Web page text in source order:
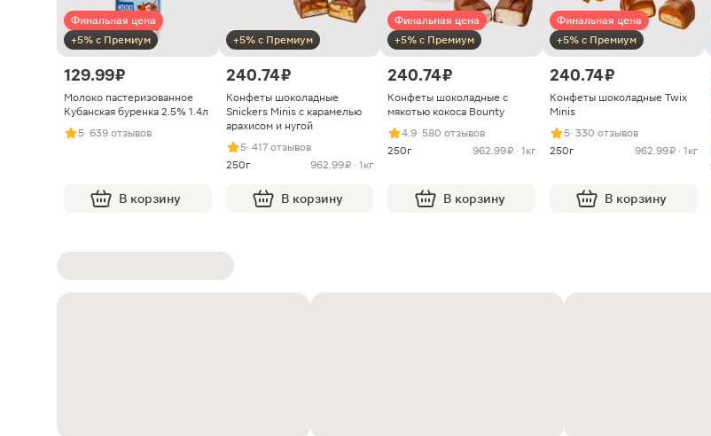
Финальная цена
+5% с Премиум
129.99 ₽
Молоко пастеризованное
Кубанская буренка 2.5% 1.4л
5· 639 отзывов
В корзину
+5% с Премиум
240.74 ₽
Конфеты шоколадные
Snickers Minis с карамелью
арахисом и нугой
5· 417 отзывов
250г
962.99 ₽ · 1кг
В корзину
Финальная цена
+5% с Премиум
240.74 ₽
Конфеты шоколадные с
мякотью кокоса Bounty
4.9· 580 отзывов
250г
962.99 ₽ · 1кг
В корзину
Финальная цена
+5% с Премиум
240.74 ₽
Конфеты шоколадные Twix
Minis
5· 330 отзывов
250г
962.99 ₽ · 1кг
В корзину